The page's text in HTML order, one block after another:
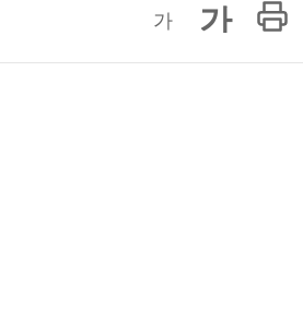
가 가